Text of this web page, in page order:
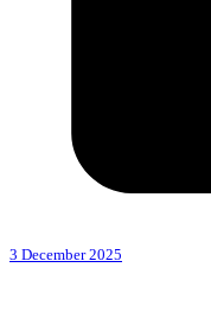
3 December 2025